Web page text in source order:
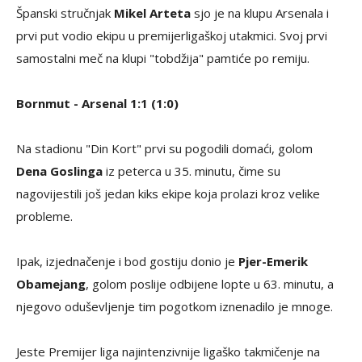
Španski stručnjak Mikel Arteta sjo je na klupu Arsenala i
prvi put vodio ekipu u premijerligaškoj utakmici. Svoj prvi
samostalni meč na klupi "tobdžija" pamtiće po remiju.
Bornmut - Arsenal 1:1 (1:0)
Na stadionu "Din Kort" prvi su pogodili domaći, golom
Dena Goslinga iz peterca u 35. minutu, čime su
nagovijestili još jedan kiks ekipe koja prolazi kroz velike
probleme.
Ipak, izjednačenje i bod gostiju donio je Pjer-Emerik
Obamejang, golom poslije odbijene lopte u 63. minutu, a
njegovo oduševljenje tim pogotkom iznenadilo je mnoge.
Jeste Premijer liga najintenzivnije ligaško takmičenje na